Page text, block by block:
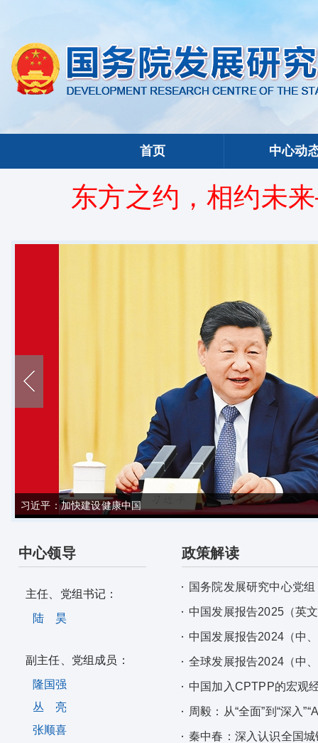
首页 中心动
东方之约，相约未
习近平：加快建设健康中国
中心领导
主任、党组书记：
陆 昊
副主任、党组成员：
隆国强
丛 亮
张顺喜
政策解读
国务院发展研究中心党
中国发展报告2025（英
中国发展报告2024（中
全球发展报告2024（中
中国加入CPTPP的宏观
周毅：从“全面”到“深入
秦中春：深入认识全国